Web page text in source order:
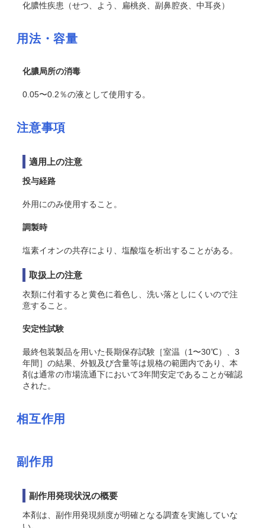
化膿性疾患（せつ 、よう、扁桃炎、副鼻腔炎、中耳炎）
用法・容量
化膿局所の消毒
0.05〜0.2％の液として使用する。
注意事項
適用上の注意
投与経路
外用にのみ使用すること。
調製時
塩素イオンの共存により、塩酸塩を析出することがある。
取扱上の注意
衣類に付着すると黄色に着色し、洗い落としにくいので注
意すること。
安定性試験
最終包装製品を用いた長期保存試験［室温（1〜30℃）、3
年間］の結果、外観及び含量等は規格の範囲内であり、本
剤は通常の市場流通下において3年間安定であることが確認
された。
相互作用
副作用
副作用発現状況の概要
本剤は、副作用発現頻度が明確となる調査を実施していな